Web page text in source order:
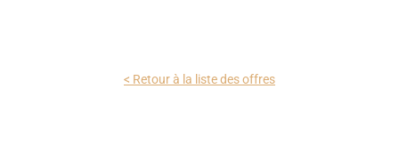
< Retour à la liste des offres